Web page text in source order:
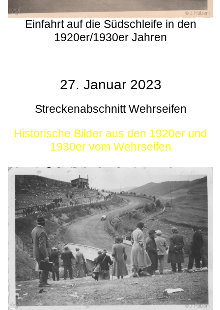
Einfahrt auf die Südschleife in den
1920er/1930er Jahren
27. Januar 2023
Streckenabschnitt Wehrseifen
Historische Bilder aus den 1920er und
1930er vom Wehrseifen